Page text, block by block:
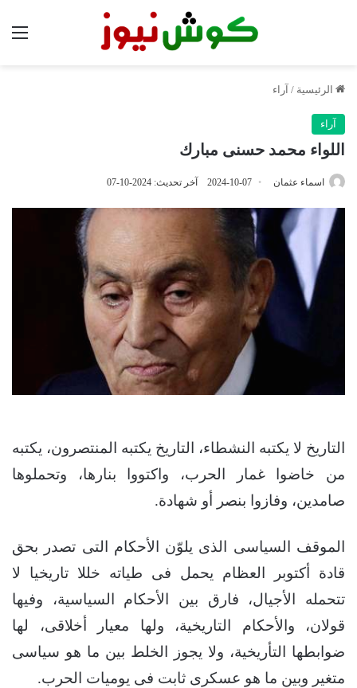
الرئيسية / آراء
آراء
اللواء محمد حسنى مبارك
اسماء عثمان 2024-10-07 آخر تحديث: 2024-10-07
التاريخ لا يكتبه النشطاء، التاريخ يكتبه المنتصرون، يكتبه
من خاضوا غمار الحرب، واكتووا بنارها، وتحملوها
صامدين، وفازوا بنصر أو شهادة.
الموقف السياسى الذى يلوّن الأحكام التى تصدر بحق
قادة أكتوبر العظام يحمل فى طياته خللا تاريخيا لا
تتحمله الأجيال، فارق بين الأحكام السياسية، وفيها
قولان، والأحكام التاريخية، ولها معيار أخلاقى، لها
ضوابطها التأريخية، ولا يجوز الخلط بين ما هو سياسى
متغير وبين ما هو عسكرى ثابت فى يوميات الحرب.